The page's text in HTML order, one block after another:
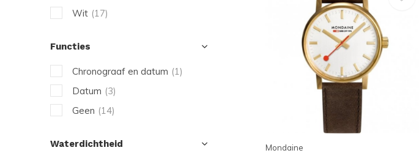
Mondaine
Wit (17)
Functies
Chronograaf en datum (1)
Datum (3)
Geen (14)
Waterdichtheid